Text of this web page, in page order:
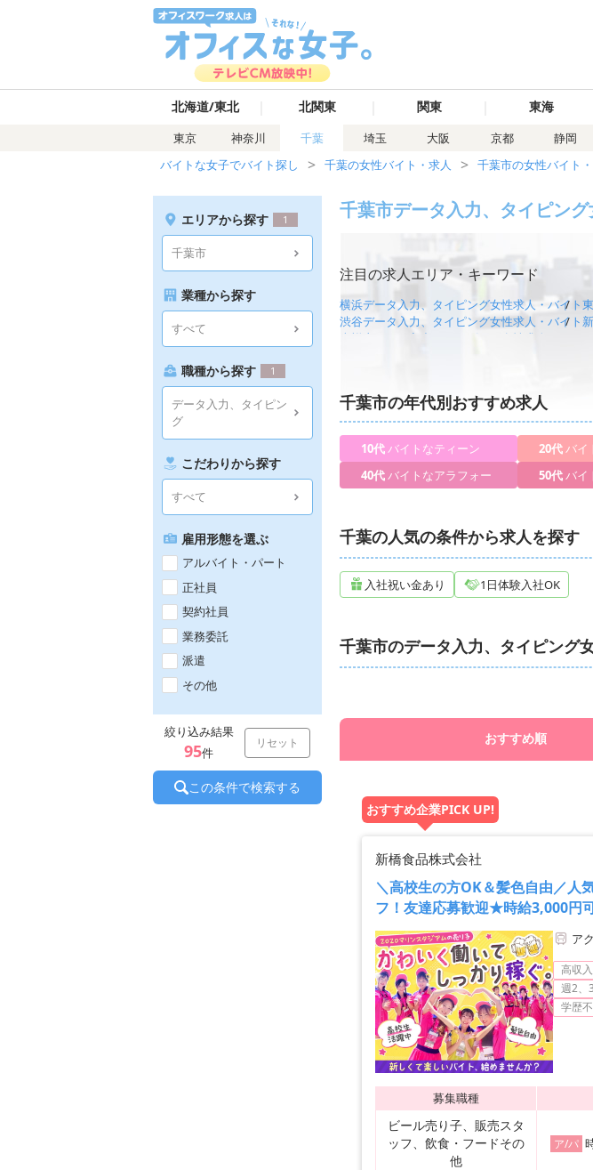
北海道/東北 北関東 関東 東海
東京 神奈川 千葉 埼玉 大阪 京都 静岡
バイトな女子でバイト探し
千葉の女性バイト・求人 千葉市の女性バイト
エリアから探す 1
千葉市
業種から探す
すべて
職種から探す 1
データ入力、タイピン
グ
こだわりから探す
すべて
雇用形態を選ぶ
アルバイト・パート
正社員
契約社員
業務委託
派遣
その他
絞り込み結果
95件
リセット
この条件で検索する
千葉市データ入力、タイピン
注目の求人エリア・キーワード
横浜データ入力、タイピング女性求人・バイト
渋谷データ入力、タイピング女性求人・バイト
吉祥寺データ入力、タイピング女性求人・バイト
福岡データ入力、タイピング女性求人・バイト
博多データ入力、タイピング女性求人・バイト
船橋データ入力、タイピング女性求人・バイト
川越データ入力、タイピング女性求人・バイト
愛知データ入力、タイピング女性求人・バイト
静岡データ入力、タイピング女性求人・バイト
千葉市の年代別おすすめ求人
10代 バイトなティーン 20代 バイ
40代 バイトなアラフォー 50代 バイ
千葉の人気の条件から求人を探す
入社祝い金あり 1日体験入社OK
千葉市のデータ入力、タイピング
おすすめ順
おすすめ企業PICK UP!
新橋食品株式会社
＼高校生の方OK＆髪色自由／人
フ！友達応募歓迎★時給3,000円
ア
高収
週2、
学歴
募集職種
ビール売り子、販売スタ
ッフ、飲食・フードその
他
ア/パ